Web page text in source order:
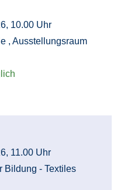
10.00 Uhr
, Ausstellungsraum
11.00 Uhr
Bildung - Textiles